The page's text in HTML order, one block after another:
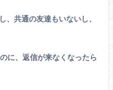
、共通の友達もいないし、
に、返信が来なくなったら